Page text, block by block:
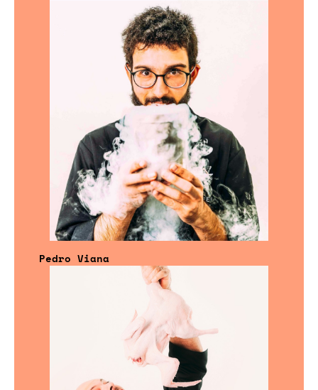
Pedro Viana